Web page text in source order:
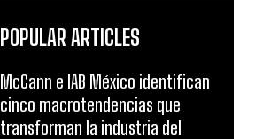
POPULAR ARTICLES
McCann e IAB México identifican
cinco macrotendencias que
transforman la industria del